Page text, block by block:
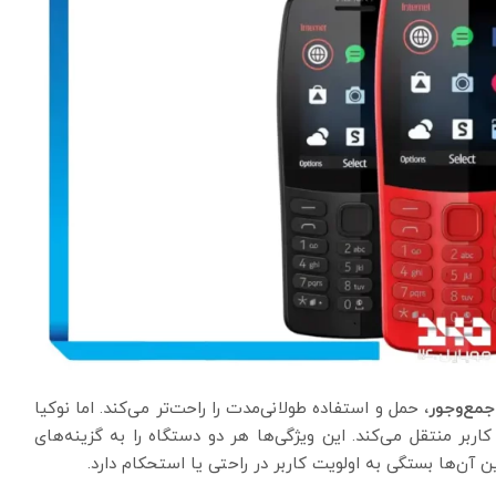
حمل و استفاده طولانی‌مدت را راحت‌تر می‌کند. اما نوکیا
منتقل می‌کند. این ویژگی‌ها هر دو دستگاه را به گزینه‌های
آن‌ها بستگی به اولویت کاربر در راحتی یا استحکام دارد.